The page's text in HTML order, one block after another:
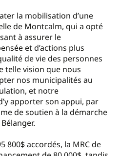
la mobilisation d’une
de Montcalm, qui a opté
à assurer le
et d’actions plus
de vie des personnes
telle vision que nous
nos municipalités au
et notre
apporter son appui, par
de soutien à la démarche
800$ accordés, la MRC de